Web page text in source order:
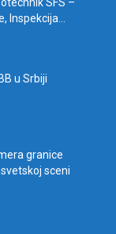
SFS –
Inspekcija...
u Srbiji
granice
sceni